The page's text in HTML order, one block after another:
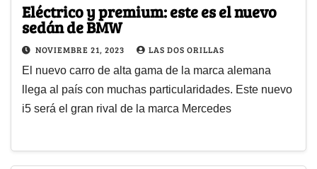
Eléctrico y premium: este es el nuevo
sedán de BMW
NOVIEMBRE 21, 2023 LAS DOS ORILLAS
El nuevo carro de alta gama de la marca alemana
llega al país con muchas particularidades. Este nuevo
i5 será el gran rival de la marca Mercedes